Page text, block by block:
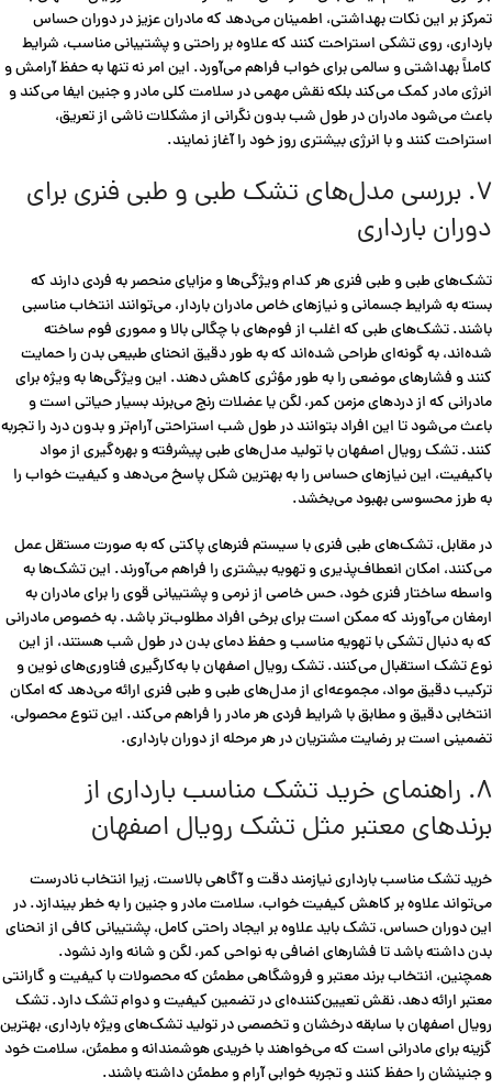
تمرکز بر این نکات بهداشتی، اطمینان می‌دهد که مادران عزیز در دوران حساس
بارداری، روی تشکی استراحت کنند که علاوه بر راحتی و پشتیبانی مناسب، شرایط
کاملاً بهداشتی و سالمی برای خواب فراهم می‌آورد. این امر نه تنها به حفظ آرامش و
انرژی مادر کمک می‌کند بلکه نقش مهمی در سلامت کلی مادر و جنین ایفا می‌کند و
باعث می‌شود مادران در طول شب بدون نگرانی از مشکلات ناشی از تعریق،
استراحت کنند و با انرژی بیشتری روز خود را آغاز نمایند.
۷. بررسی مدل‌های تشک طبی و طبی فنری برای
دوران بارداری
تشک‌های طبی و طبی فنری هر کدام ویژگی‌ها و مزایای منحصر به فردی دارند که
بسته به شرایط جسمانی و نیازهای خاص مادران باردار، می‌توانند انتخاب مناسبی
باشند. تشک‌های طبی که اغلب از فوم‌های با چگالی بالا و مموری فوم ساخته
شده‌اند، به گونه‌ای طراحی شده‌اند که به طور دقیق انحنای طبیعی بدن را حمایت
کنند و فشارهای موضعی را به طور مؤثری کاهش دهند. این ویژگی‌ها به ویژه برای
مادرانی که از دردهای مزمن کمر، لگن یا عضلات رنج می‌برند بسیار حیاتی است و
باعث می‌شود تا این افراد بتوانند در طول شب استراحتی آرام‌تر و بدون درد را تجربه
کنند. تشک رویال اصفهان با تولید مدل‌های طبی پیشرفته و بهره‌گیری از مواد
باکیفیت، این نیازهای حساس را به بهترین شکل پاسخ می‌دهد و کیفیت خواب را
به طرز محسوسی بهبود می‌بخشد.
در مقابل، تشک‌های طبی فنری با سیستم فنرهای پاکتی که به صورت مستقل عمل
می‌کنند، امکان انعطاف‌پذیری و تهویه بیشتری را فراهم می‌آورند. این تشک‌ها به
واسطه ساختار فنری خود، حس خاصی از نرمی و پشتیبانی قوی را برای مادران به
ارمغان می‌آورند که ممکن است برای برخی افراد مطلوب‌تر باشد. به خصوص مادرانی
که به دنبال تشکی با تهویه مناسب و حفظ دمای بدن در طول شب هستند، از این
نوع تشک استقبال می‌کنند. تشک رویال اصفهان با به‌کارگیری فناوری‌های نوین و
ترکیب دقیق مواد، مجموعه‌ای از مدل‌های طبی و طبی فنری ارائه می‌دهد که امکان
انتخابی دقیق و مطابق با شرایط فردی هر مادر را فراهم می‌کند. این تنوع محصولی،
تضمینی است بر رضایت مشتریان در هر مرحله از دوران بارداری.
۸. راهنمای خرید تشک مناسب بارداری از
برندهای معتبر مثل تشک رویال اصفهان
خرید تشک مناسب بارداری نیازمند دقت و آگاهی بالاست، زیرا انتخاب نادرست
می‌تواند علاوه بر کاهش کیفیت خواب، سلامت مادر و جنین را به خطر بیندازد. در
این دوران حساس، تشک باید علاوه بر ایجاد راحتی کامل، پشتیبانی کافی از انحنای
بدن داشته باشد تا فشارهای اضافی به نواحی کمر، لگن و شانه وارد نشود.
همچنین، انتخاب برند معتبر و فروشگاهی مطمئن که محصولات با کیفیت و گارانتی
معتبر ارائه دهد، نقش تعیین‌کننده‌ای در تضمین کیفیت و دوام تشک دارد. تشک
رویال اصفهان با سابقه درخشان و تخصصی در تولید تشک‌های ویژه بارداری، بهترین
گزینه برای مادرانی است که می‌خواهند با خریدی هوشمندانه و مطمئن، سلامت خود
و جنینشان را حفظ کنند و تجربه خوابی آرام و مطمئن داشته باشند.